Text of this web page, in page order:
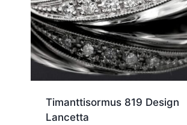
Timanttisormus 819 Design
Lancetta